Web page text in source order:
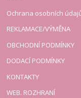
Ochrana osobních
REKLAMACE/VÝMĚNA
OBCHODNÍ PODMÍNKY
DODACÍ PODMÍNKY
KONTAKTY
WEB. ROZHRANÍ